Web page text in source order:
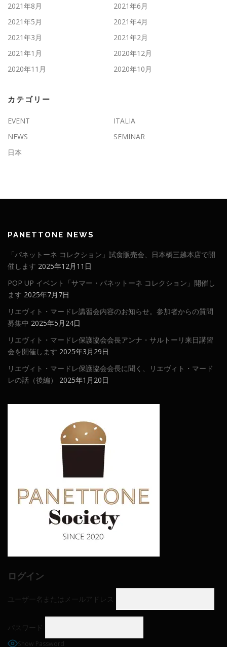
2021年8月
2021年6月
2021年5月
2021年4月
2021年3月
2021年2月
2021年1月
2020年12月
2020年11月
2020年10月
カテゴリー
EVENT
ITALIA
NEWS
SEMINAR
日本
PANETTONE NEWS
「パネットーネ コレクション」試食販売会、日本橋三越本店で開
催します 2025年12月11日
POP UP イベント「サマー・パネットーネ コレクション」開催し
ます 2025年7月7日
リエヴィト・マードレ講習会内容のお知らせ。参加者からの質問
募集中 2025年5月24日
リエヴィト・マードレ保護協会会長アンナ・サルトーリ来日講習
会を開催します 2025年3月29日
リエヴィト・マードレ保護協会会長に聞く、リエヴィト・マード
レの話（後編）
2025年1月20日
ログイン
ユーザー名またはメールアドレス
パスワード
Show Password